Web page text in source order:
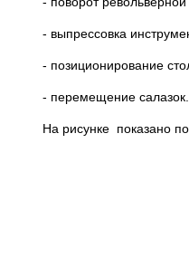
- выпрессовка
- позиционирование
- перемещение салазок.
На рисунке показано